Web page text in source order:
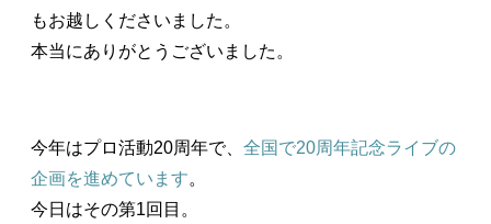
もお越しくださいました。
本当にありがとうございました。
今年はプロ活動20周年で、 全国で20周年記念ライブの
企画を進めています。
今日はその第1回目。